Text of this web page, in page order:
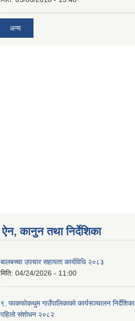
अन्य
ऐन, कानुन तथा निर्देशिका
बालबच्चा उपचार सहायता कार्यविधि २०८३
मिति: 04/24/2026 - 11:00
९. फाकफोकथुम गाउँपालिकाको कार्यसञ्चालन निर्देशिका
पहिलो संशोधन २०८२